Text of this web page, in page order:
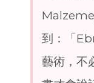
到：「
藝術，不